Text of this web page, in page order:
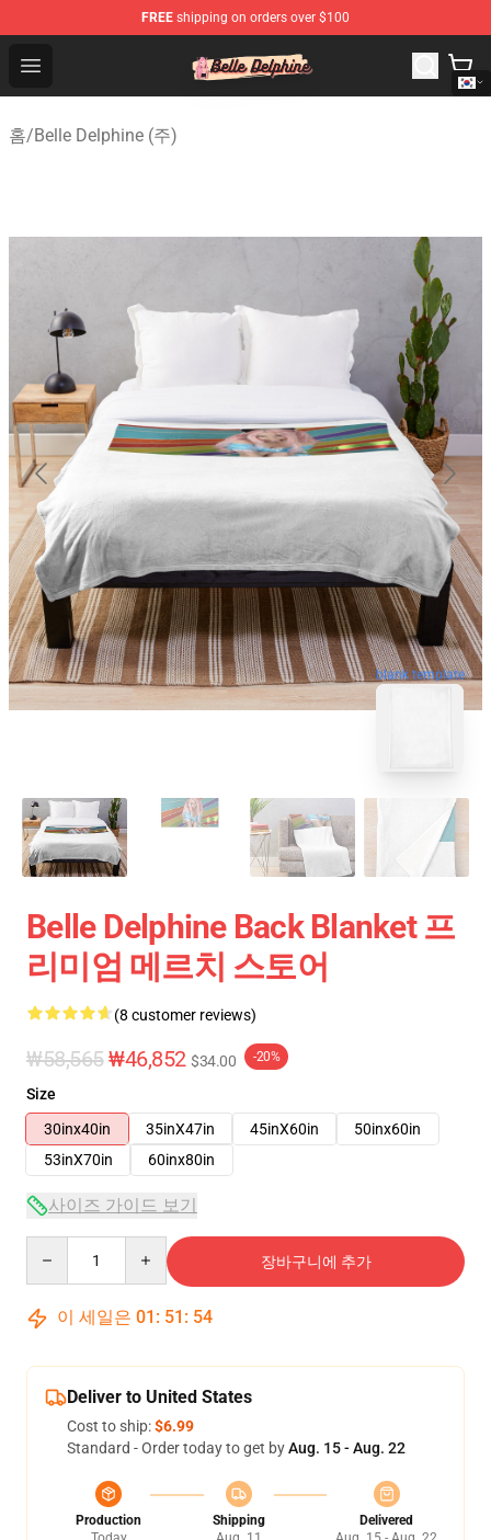
FREE shipping on orders over $100
Open menu
Belle Delphine Store - Official Belle Delphine
홈/Belle Delphine (주)
blank template
Belle Delphine Back Blanket 프
리미엄 메르치 스토어
(8 customer reviews)
₩58,565₩46,852 $34.00 -20%
Size
30inx40in
35inX47in 45inX60in
50inx60in
53inX70in
60inx80in
사이즈 가이드 보기
장바구니에 추가
이 세일은 01 : 51 : 53
Deliver to United States
Cost to ship:$6.99
Standard - Order today to get byAug. 15 - Aug. 22
Production
Shipping
Delivered